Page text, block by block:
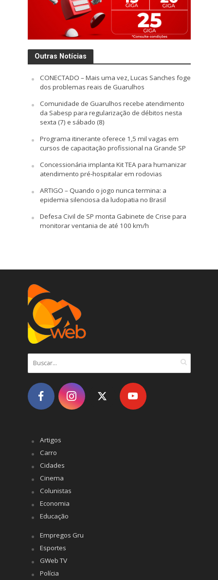
Outras Notícias
CONECTADO – Mais uma vez, Lucas Sanches foge
dos problemas reais de Guarulhos
Comunidade de Guarulhos recebe atendimento
da Sabesp para regularização de débitos nesta
sexta (7) e sábado (8)
Programa itinerante oferece 1,5 mil vagas em
cursos de capacitação profissional na Grande SP
Concessionária implanta Kit TEA para humanizar
atendimento pré-hospitalar em rodovias
ARTIGO – Quando o jogo nunca termina: a
epidemia silenciosa da ludopatia no Brasil
Defesa Civil de SP monta Gabinete de Crise para
monitorar ventania de até 100 km/h
Artigos
Carro
Cidades
Cinema
Colunistas
Economia
Educação
Empregos Gru
Esportes
GWeb TV
Polícia